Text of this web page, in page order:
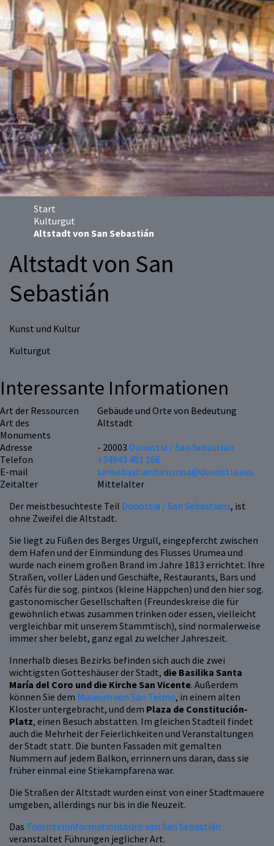
Start
Kulturgut
Altstadt von San Sebastián
Altstadt von San
Sebastián
Kunst und Kultur
Kulturgut
Der meistbesuchteste Teil Donostia / San Sebastians, ist
ohne Zweifel die Altstadt.
Sie liegt zu Füßen des Berges Urgull, eingepfercht zwischen
dem Hafen und der Einmündung des Flusses Urumea und
wurde nach einem großen Brand im Jahre 1813 errichtet. Ihre
Straßen, voller Läden und Geschäfte, Restaurants, Bars und
Cafés für die sog. pintxos (kleine Häppchen) und den hier sog.
gastonomischer Gesellschaften (Freundeskreise die für
gewöhnlich etwas zusammen trinken oder essen, vielleicht
vergleichbar mit unserem Stammtisch), sind normalerweise
immer sher belebt, ganz egal zu welcher Jahreszeit.
Innerhalb dieses Bezirks befinden sich auch die zwei
wichtigsten Gotteshäuser der Stadt, die Basilika Santa
María del Coro und die Kirche San Vicente. Außerdem
können Sie dem Museum von San Telmo, in einem alten
Kloster untergebracht, und dem Plaza de Constitución-
Platz, einen Besuch abstatten. Im gleichen Stadteil findet
auch die Mehrheit der Feierlichkeiten und Veranstaltungen
der Stadt statt. Die bunten Fassaden mit gemalten
Nummern auf jedem Balkon, errinnern uns daran, dass sie
früher einmal eine Stiekampfarena war.
Die Straßen der Altstadt wurden einst von einer Stadtmauere
umgeben, allerdings nur bis in die Neuzeit.
Das Touristeninformationsbüro von San Sebastián
veranstaltet Führungen jeglicher Art.
Interessante Informationen
Art der Ressourcen
Gebäude und Orte von Bedeutung
Art des
Monuments
Altstadt
Adresse
- 20003 Donostia / San Sebastián
Telefon
+34943 481 166
E-mail
sansebastianturismoa@donostia.eus
Zeitalter
Mittelalter